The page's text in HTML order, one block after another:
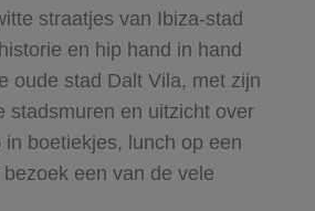
straatjes van Ibiza-stad
en hip hand in hand
oude stad Dalt Vila, met zijn
stadsmuren en uitzicht over
boetiekjes, lunch op een
een van de vele